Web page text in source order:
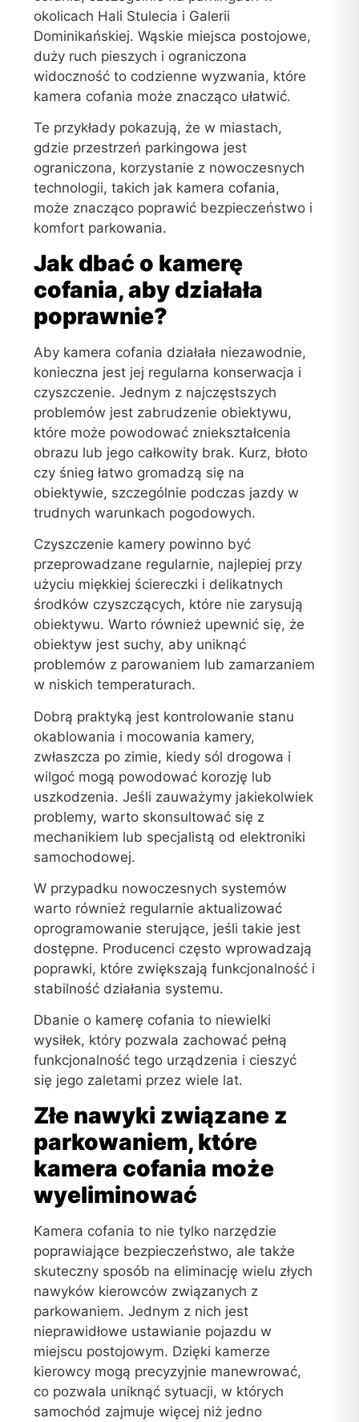
okolicach Hali Stulecia i Galerii
Dominikańskiej. Wąskie miejsca postojowe,
duży ruch pieszych i ograniczona
widoczność to codzienne wyzwania, które
kamera cofania może znacząco ułatwić.
Te przykłady pokazują, że w miastach,
gdzie przestrzeń parkingowa jest
ograniczona, korzystanie z nowoczesnych
technologii, takich jak kamera cofania,
może znacząco poprawić bezpieczeństwo i
komfort parkowania.
Jak dbać o kamerę
cofania, aby działała
poprawnie?
Aby kamera cofania działała niezawodnie,
konieczna jest jej regularna konserwacja i
czyszczenie. Jednym z najczęstszych
problemów jest zabrudzenie obiektywu,
które może powodować zniekształcenia
obrazu lub jego całkowity brak. Kurz, błoto
czy śnieg łatwo gromadzą się na
obiektywie, szczególnie podczas jazdy w
trudnych warunkach pogodowych.
Czyszczenie kamery powinno być
przeprowadzane regularnie, najlepiej przy
użyciu miękkiej ściereczki i delikatnych
środków czyszczących, które nie zarysują
obiektywu. Warto również upewnić się, że
obiektyw jest suchy, aby uniknąć
problemów z parowaniem lub zamarzaniem
w niskich temperaturach.
Dobrą praktyką jest kontrolowanie stanu
okablowania i mocowania kamery,
zwłaszcza po zimie, kiedy sól drogowa i
wilgoć mogą powodować korozję lub
uszkodzenia. Jeśli zauważymy jakiekolwiek
problemy, warto skonsultować się z
mechanikiem lub specjalistą od elektroniki
samochodowej.
W przypadku nowoczesnych systemów
warto również regularnie aktualizować
oprogramowanie sterujące, jeśli takie jest
dostępne. Producenci często wprowadzają
poprawki, które zwiększają funkcjonalność i
stabilność działania systemu.
Dbanie o kamerę cofania to niewielki
wysiłek, który pozwala zachować pełną
funkcjonalność tego urządzenia i cieszyć
się jego zaletami przez wiele lat.
Złe nawyki związane z
parkowaniem, które
kamera cofania może
wyeliminować
Kamera cofania to nie tylko narzędzie
poprawiające bezpieczeństwo, ale także
skuteczny sposób na eliminację wielu złych
nawyków kierowców związanych z
parkowaniem. Jednym z nich jest
nieprawidłowe ustawianie pojazdu w
miejscu postojowym. Dzięki kamerze
kierowcy mogą precyzyjnie manewrować,
co pozwala uniknąć sytuacji, w których
samochód zajmuje więcej niż jedno